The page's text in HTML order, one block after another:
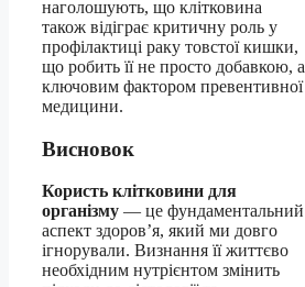
наголошують, що клітковина
також відіграє критичну роль у
профілактиці раку товстої кишки,
що робить її не просто добавкою, а
ключовим фактором превентивної
медицини.
Висновок
Користь клітковини для
організму — це фундаментальний
аспект здоров’я, який ми довго
ігнорували. Визнання її життєво
необхідним нутрієнтом змінить